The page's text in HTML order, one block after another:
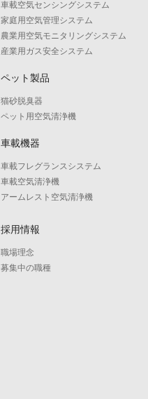
車載空気センシングシステム
家庭用空気管理システム
農業用空気モニタリングシステム
産業用ガス安全システム
ペット製品
猫砂脱臭器
ペット用空気清浄機
車載機器
車載フレグランスシステム
車載空気清浄機
アームレスト空気清浄機
採用情報
職場理念
募集中の職種